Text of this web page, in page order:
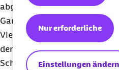
Einstellungen ändern
Nur erforderliche
abgeklärt werden“, rät Dr.
Gang in die Arztpraxis ist
Viele Betroffene neigen
der Krankheit dazu, ihre
Scham vor anderen zu